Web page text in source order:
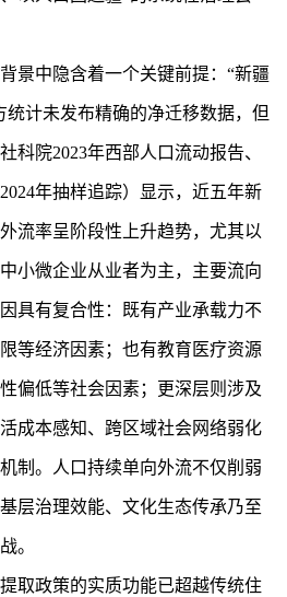
景中隐含着一个关键前提：“新疆
统计未发布精确的净迁移数据，但
科院2023年西部人口流动报告、
年抽样追踪）显示，近五年新
流率呈阶段性上升趋势，尤其以
小微企业从业者为主，主要流向
具有复合性：既有产业承载力不
等经济因素；也有教育医疗资源
偏低等社会因素；更深层则涉及
成本感知、跨区域社会网络弱化
制。人口持续单向外流不仅削弱
层治理效能、文化生态传承乃至
。
取政策的实质功能已超越传统住